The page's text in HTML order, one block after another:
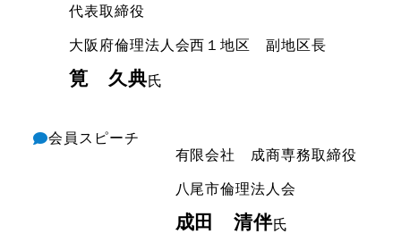
代表取締役
大阪府倫理法人会西１地区 副地区長
筧 久典氏
会員スピーチ
有限会社 成商専務取締役
八尾市倫理法人会
成田 清伴氏